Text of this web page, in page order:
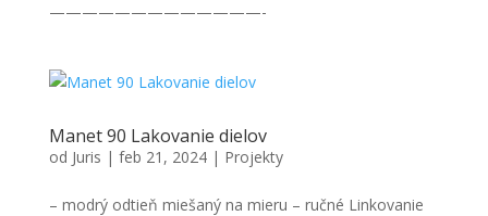
—————————————-
Manet 90 Lakovanie dielov
od Juris | feb 21, 2024| Projekty
– modrý odtieň miešaný na mieru – ručné Linkovanie